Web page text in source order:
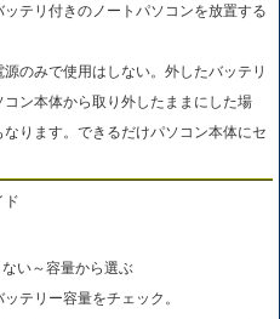
テリ付きのノートパソコンを放置する
のみで使用はしない。外したバッテリ
ン本体から取り外したままにした場
ります。できるだけパソコン本体にセ
ド
い～容量から選ぶ
テリー容量をチェック。